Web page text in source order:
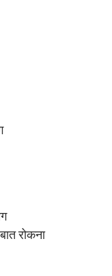
रोकना